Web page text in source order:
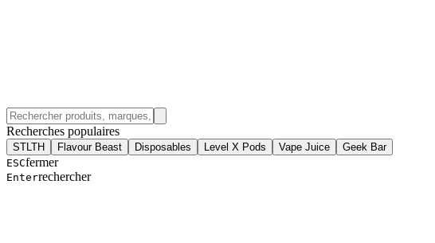
Recherches populaires
STLTH Flavour Beast Disposables Level X Pods Vape Juice
Geek Bar
ESCfermer
Enterrechercher